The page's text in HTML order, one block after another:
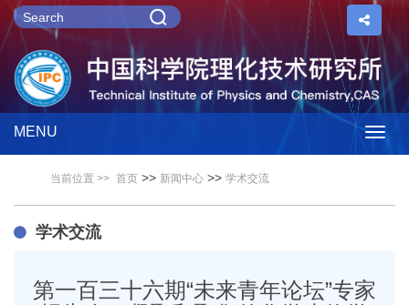
MENU
当前位置 >> 首页 >> 新闻中心 >> 学术交流
学术交流
第一百三十六期“未来青年论坛”专家